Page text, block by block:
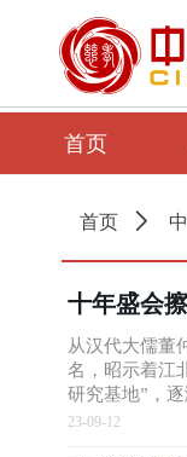
首页
十年盛会
从汉代大儒董
名，昭示着江
研究基地”，
23-09-12
首页 ꄲ